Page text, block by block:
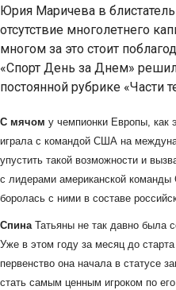
Юрия Маричева в
отсутствие многолетнего
многом за это стоит
«Спорт День за Днем»
постоянной рубрике «Части
С мячом у чемпионки Европы, как
играла с командой США на
упустить такой возможности и
с лидерами американской команды
боролась с ними в составе
Спина Татьяны не так давно была
Уже в этом году за месяц до
первенство она начала в статусе
стать самым ценным игроком по